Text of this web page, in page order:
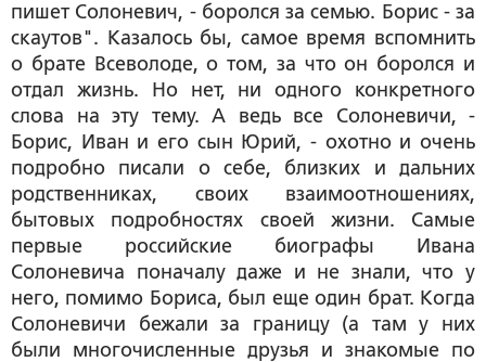
пишет Солоневич, - боролся за семью. Борис - за
скаутов". Казалось бы, самое время вспомнить
о брате Всеволоде, о том, за что он боролся и
отдал жизнь. Но нет, ни одного конкретного
слова на эту тему. А ведь все Солоневичи, -
Борис, Иван и его сын Юрий, - охотно и очень
подробно писали о себе, близких и дальних
родственниках, своих взаимоотношениях,
бытовых подробностях своей жизни. Самые
первые российские биографы Ивана
Солоневича поначалу даже и не знали, что у
него, помимо Бориса, был еще один брат. Когда
Солоневичи бежали за границу (а там у них
были многочисленные друзья и знакомые по